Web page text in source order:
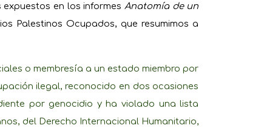
en los informes Anatomía de un
Palestinos Ocupados, que resumimos a
o membresía a un estado miembro por
ilegal, reconocido en dos ocasiones
por genocidio y ha violado una lista
del Derecho Internacional Humanitario,